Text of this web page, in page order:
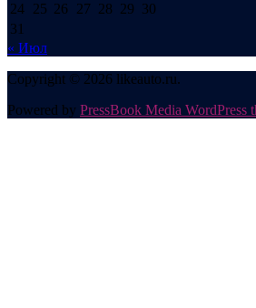
24 25 26 27 28 29 30
31
« Июл
Copyright © 2026 likeauto.ru.
Powered by PressBook Media WordPress